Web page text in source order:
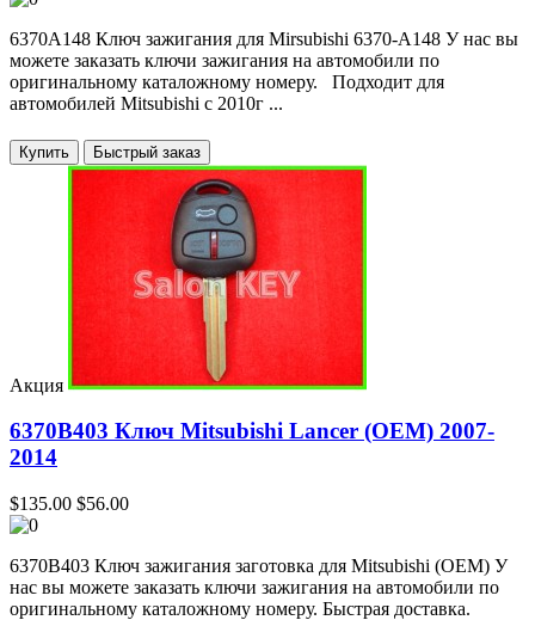
6370A148 Ключ зажигания для Mirsubishi 6370-A148 У нас вы
можете заказать ключи зажигания на автомобили по
оригинальному каталожному номеру. Подходит для
автомобилей Mitsubishi с 2010г ...
Купить
Акция
6370B403 Ключ Mitsubishi Lancer (OEM) 2007-
2014
$135.00 $56.00
6370B403 Ключ зажигания заготовка для Mitsubishi (OEM) У
нас вы можете заказать ключи зажигания на автомобили по
оригинальному каталожному номеру. Быстрая доставка.